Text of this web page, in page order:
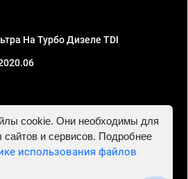
На Турбо Дизеле TDI
ИНН 781302555843,
cookie. Они необходимы для
и сервисов. Подробнее
использования файлов